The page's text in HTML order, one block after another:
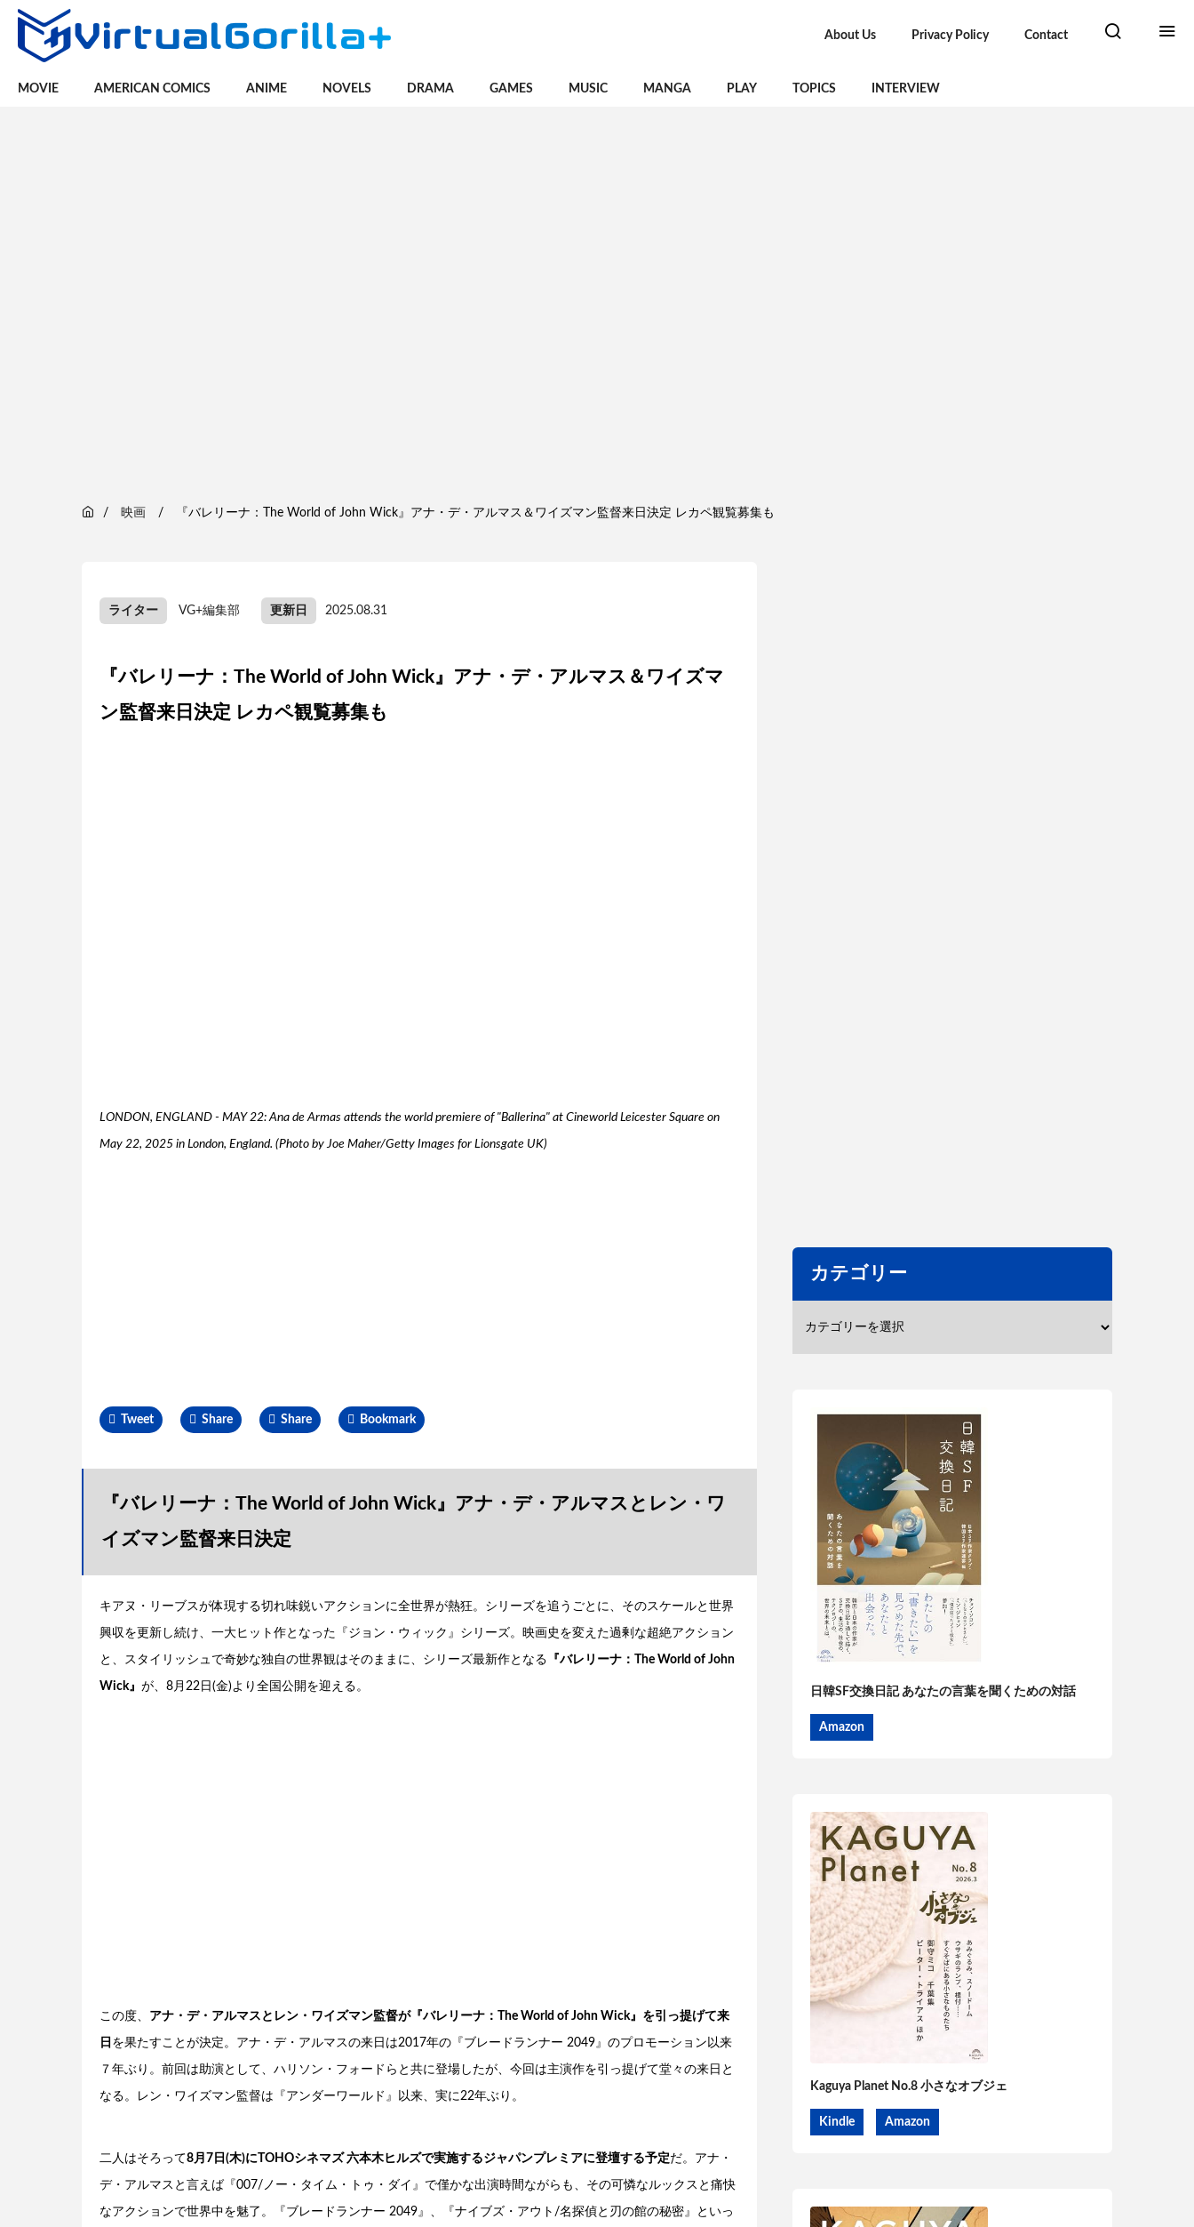
About Us Privacy Policy Contact
MOVIE AMERICAN COMICS ANIME NOVELS DRAMA GAMES MUSIC MANGA PLAY TOPICS INTERVIEW
映画 『バレリーナ：The World of John Wick』アナ・デ・アルマス＆ワイズマン監督来日決定 レカペ観覧募集も
ライター VG+編集部 更新日 2025.08.31
『バレリーナ：The World of John Wick』アナ・デ・アルマス＆ワイズマ
ン監督来日決定 レカペ観覧募集も
LONDON, ENGLAND - MAY 22: Ana de Armas attends the world premiere of "Ballerina" at Cineworld Leicester Square on
May 22, 2025 in London, England. (Photo by Joe Maher/Getty Images for Lionsgate UK)
Tweet Share Share Bookmark
『バレリーナ：The World of John Wick』アナ・デ・アルマスとレン・ワ
イズマン監督来日決定
キアヌ・リーブスが体現する切れ味鋭いアクションに全世界が熱狂。シリーズを追うごとに、そのスケールと世界
興収を更新し続け、一大ヒット作となった『ジョン・ウィック』シリーズ。映画史を変えた過剰な超絶アクション
と、スタイリッシュで奇妙な独自の世界観はそのままに、シリーズ最新作となる 『バレリーナ：The World of John
Wick』 が、8月22日(金)より全国公開を迎える。
この度、 アナ・デ・アルマスとレン・ワイズマン監督が『バレリーナ：The World of John Wick』を引っ提げて来
日 を果たすことが決定。アナ・デ・アルマスの来日は2017年の『ブレードランナー 2049』のプロモーション以来
７年ぶり。前回は助演として、ハリソン・フォードらと共に登場したが、今回は主演作を引っ提げて堂々の来日と
なる。レン・ワイズマン監督は『アンダーワールド』以来、実に22年ぶり。
二人はそろって8月7日(木)にTOHOシネマズ 六本木ヒルズで実施するジャパンプレミアに登壇する予定だ。アナ・
デ・アルマスと言えば『007/ノー・タイム・トゥ・ダイ』で僅かな出演時間ながらも、その可憐なルックスと痛快
なアクションで世界中を魅了。『ブレードランナー 2049』、『ナイブズ・アウト/名探偵と刃の館の秘密』といっ
カテゴリー
日韓SF交換日記 あなたの言葉を聞くための対話
Amazon
Kaguya Planet No.8 小さなオブジェ
Kindle Amazon